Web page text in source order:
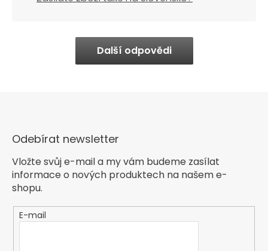
Další odpovědi
Odebírat newsletter
Vložte svůj e-mail a my vám budeme zasílat
informace o nových produktech na našem e-
shopu.
E-mail